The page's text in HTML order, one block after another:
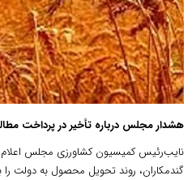
هشدار مجلس درباره تأخیر در پرداخت
نایب‌رئیس کمیسیون کشاورزی مجلس
گندمکاران، روند تحویل محصول به دولت